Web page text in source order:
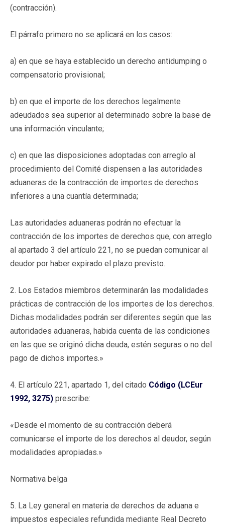
(contracción).
El párrafo primero no se aplicará en los casos:
a) en que se haya establecido un derecho antidumping o
compensatorio provisional;
b) en que el importe de los derechos legalmente
adeudados sea superior al determinado sobre la base de
una información vinculante;
c) en que las disposiciones adoptadas con arreglo al
procedimiento del Comité dispensen a las autoridades
aduaneras de la contracción de importes de derechos
inferiores a una cuantía determinada;
Las autoridades aduaneras podrán no efectuar la
contracción de los importes de derechos que, con arreglo
al apartado 3 del artículo 221, no se puedan comunicar al
deudor por haber expirado el plazo previsto.
2. Los Estados miembros determinarán las modalidades
prácticas de contracción de los importes de los derechos.
Dichas modalidades podrán ser diferentes según que las
autoridades aduaneras, habida cuenta de las condiciones
en las que se originó dicha deuda, estén seguras o no del
pago de dichos importes.»
4. El artículo 221, apartado 1, del citado Código (LCEur
1992, 3275) prescribe:
«Desde el momento de su contracción deberá
comunicarse el importe de los derechos al deudor, según
modalidades apropiadas.»
Normativa belga
5. La Ley general en materia de derechos de aduana e
impuestos especiales refundida mediante Real Decreto